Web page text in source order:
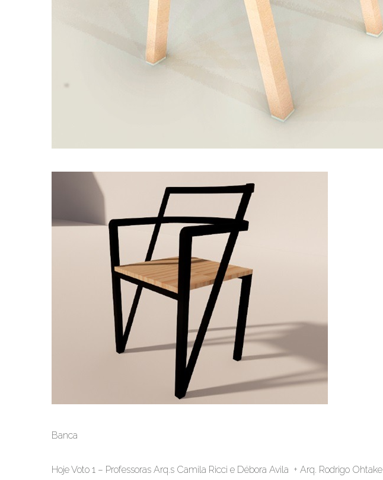
Banca
Hoje Voto 1 – Professoras Arq.s Camila Ricci e Débora Avila + Arq. Rodrigo Ohtake